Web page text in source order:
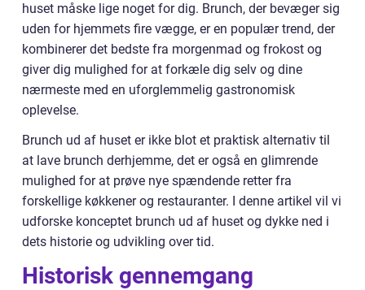
huset måske lige noget for dig. Brunch, der bevæger sig
uden for hjemmets fire vægge, er en populær trend, der
kombinerer det bedste fra morgenmad og frokost og
giver dig mulighed for at forkæle dig selv og dine
nærmeste med en uforglemmelig gastronomisk
oplevelse.
Brunch ud af huset er ikke blot et praktisk alternativ til
at lave brunch derhjemme, det er også en glimrende
mulighed for at prøve nye spændende retter fra
forskellige køkkener og restauranter. I denne artikel vil vi
udforske konceptet brunch ud af huset og dykke ned i
dets historie og udvikling over tid.
Historisk gennemgang